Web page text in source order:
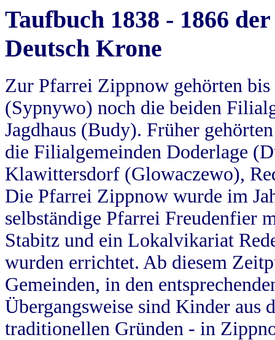
Taufbuch 1838 - 1866
Deutsch Krone
Zur Pfarrei Zippnow gehörten
(Sypnywo) noch die beiden
Jagdhaus (Budy). Früher
die Filialgemeinden Doderlage
Klawittersdorf (Glowaczewo),
Die Pfarrei Zippnow wurde im
selbständige Pfarrei Freudenfier
Stabitz und ein Lokalvikariat
wurden errichtet. Ab diesem
Gemeinden, in den
Übergangsweise sind Kinder aus
traditionellen Gründen - in